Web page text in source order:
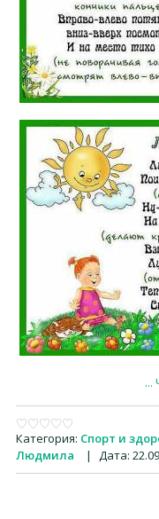
...
Категория: Спорт и
Людмила
| Дата: